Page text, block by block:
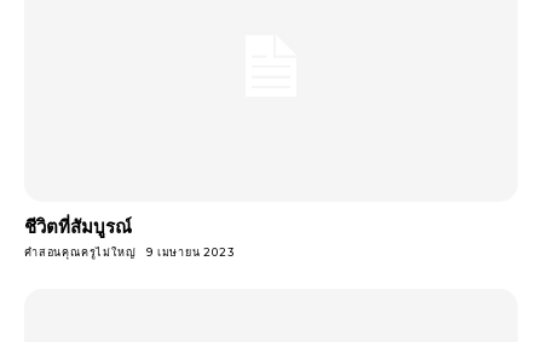
ชีวิตที่สัมบูรณ์
คำสอนคุณครูไม่ใหญ่ 9 เมษายน 2023